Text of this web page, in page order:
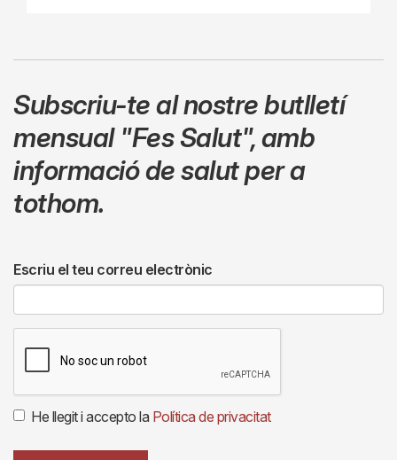
Subscriu-te al nostre butlletí
mensual "Fes Salut",amb
informació de salut per a
tothom.
Escriu el teu correu electrònic
He llegit i accepto la Política de privacitat